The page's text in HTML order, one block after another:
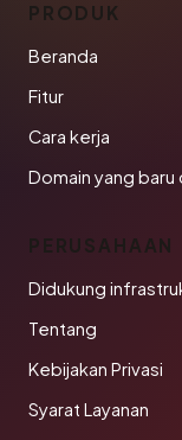
PRODUK
Beranda
Fitur
Cara kerja
Domain yang baru
PERUSAHAAN
Didukung
Tentang
Kebijakan Privasi
Syarat Layanan